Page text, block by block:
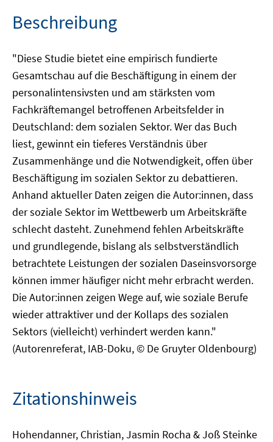
Beschreibung
"Diese Studie bietet eine empirisch fundierte
Gesamtschau auf die Beschäftigung in einem der
personalintensivsten und am stärksten vom
Fachkräftemangel betroffenen Arbeitsfelder in
Deutschland: dem sozialen Sektor. Wer das Buch
liest, gewinnt ein tieferes Verständnis über
Zusammenhänge und die Notwendigkeit, offen über
Beschäftigung im sozialen Sektor zu debattieren.
Anhand aktueller Daten zeigen die Autor:innen, dass
der soziale Sektor im Wettbewerb um Arbeitskräfte
schlecht dasteht. Zunehmend fehlen Arbeitskräfte
und grundlegende, bislang als selbstverständlich
betrachtete Leistungen der sozialen Daseinsvorsorge
können immer häufiger nicht mehr erbracht werden.
Die Autor:innen zeigen Wege auf, wie soziale Berufe
wieder attraktiver und der Kollaps des sozialen
Sektors (vielleicht) verhindert werden kann."
(Autorenreferat, IAB-Doku, © De Gruyter Oldenbourg)
Zitationshinweis
Hohendanner, Christian, Jasmin Rocha & Joß Steinke